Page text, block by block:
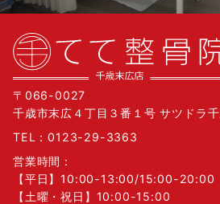
〒066-0027
千歳市末広４丁目３番１号 サツドラ
TEL：0123-29-3363
営業時間：
【平日】10:00-13:00/15:00-20:00
【土曜・祝日】10:00-15:00